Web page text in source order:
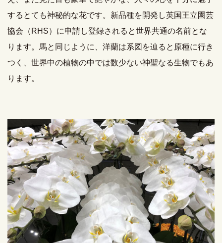
するとても神秘的な花です。新品種を開発し英国王立園芸
協会（RHS）に申請し登録されると世界共通の名前とな
ります。馬と同じように、洋蘭は系図を辿ると原種に行き
つく、世界中の植物の中では数少ない神聖なる生物でもあ
ります。